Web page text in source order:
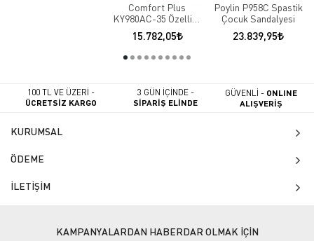
Comfort Plus
KY980AC-35 Özellikli
Çocuk Tekerlekli
Sandalyesi
15.782,05
Poylin P958C Spastik
Çocuk Sandalyesi
23.839,95
100 TL VE ÜZERİ -
ÜCRETSİZ KARGO
3 GÜN İÇİNDE -
SİPARİŞ ELİNDE
GÜVENLİ - ONLINE
ALIŞVERİŞ
KURUMSAL
ÖDEME
İLETİŞİM
KAMPANYALARDAN HABERDAR OLMAK İÇİN